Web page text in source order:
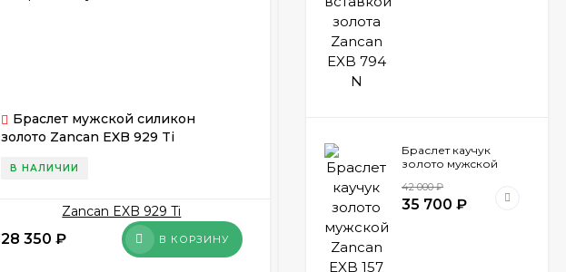
Браслет мужской силикон
золото Zancan EXB 929 Ti
В НАЛИЧИИ
28 350 ₽ В КОРЗИНУ
В НАЛИЧИИ
28 350
Браслет каучук
золото мужской
42 000₽
35 700 ₽